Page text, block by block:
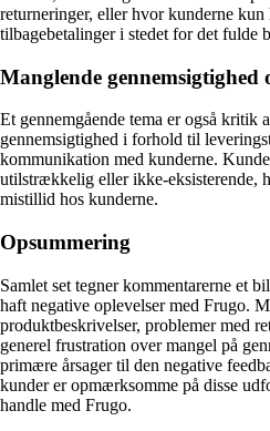
returneringer, eller hvor kunderne kun
tilbagebetalinger i stedet for det fulde
Manglende gennemsigtighed
Et gennemgående tema er også kritik
gennemsigtighed i forhold til
kommunikation med kunderne.
utilstrækkelig eller ikke-eksisterende,
mistillid hos kunderne.
Opsummering
Samlet set tegner kommentarerne et
haft negative oplevelser med Frugo.
produktbeskrivelser, problemer med
generel frustration over mangel på
primære årsager til den negative
kunder er opmærksomme på disse
handle med Frugo.